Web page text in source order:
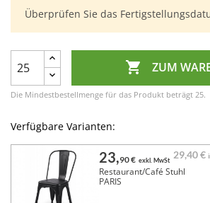
Überprüfen Sie das
 ZUM
Die Mindestbestellmenge für das Produkt beträgt 25.
Verfügbare Varianten:
23,90 € exkl. MwSt 29,40 €
Restaurant/Café Stuhl
PARIS